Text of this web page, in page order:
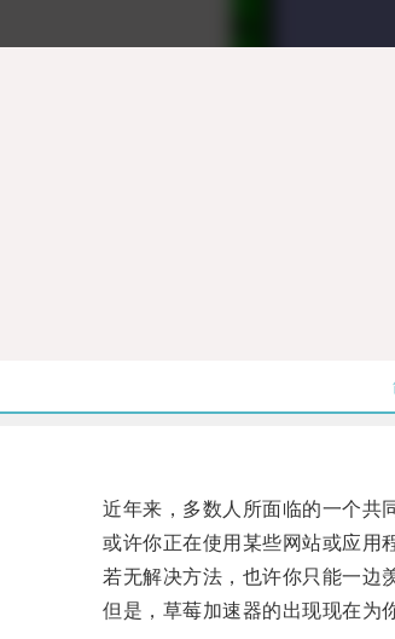
近年来，多数人所面临的一个共同
或许你正在使用某些网站或应用程
若无解决方法，也许你只能一边羡
但是，草莓加速器的出现现在为你